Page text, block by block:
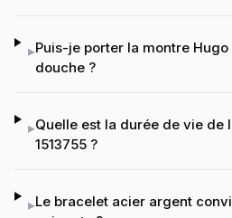
▸Puis-je porter la montre Hugo
douche ?
▸Quelle est la durée de vie de
1513755 ?
▸Le bracelet acier argent